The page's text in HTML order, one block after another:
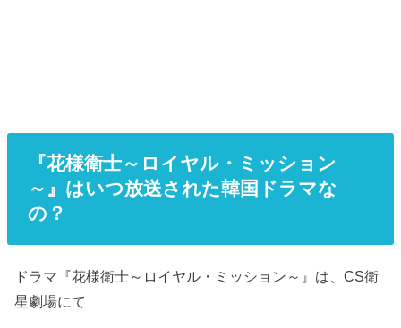
『花様衛士～ロイヤル・ミッション
～』はいつ放送された韓国ドラマな
の？
ドラマ『花様衛士～ロイヤル・ミッション～』は、CS衛
星劇場にて